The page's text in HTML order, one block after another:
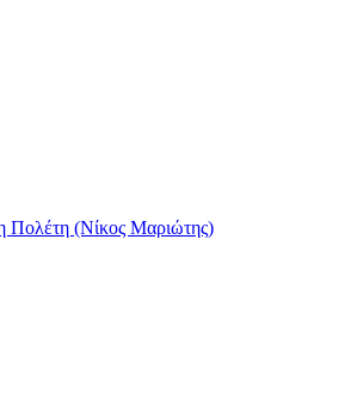
Πολέτη (Νίκος Μαριώτης)